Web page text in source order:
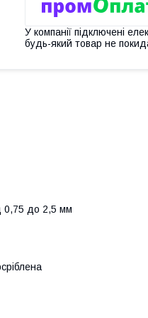
У компанії підключені
будь-який товар не
0,75 до 2,5 мм